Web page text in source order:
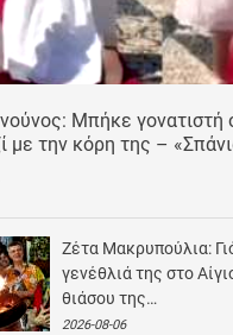
Μπήκε γονατιστή
με την κόρη της –
Ζέτα Μακρυπούλια:
γενέθλιά της στο
θιάσου της…
2026-08-06